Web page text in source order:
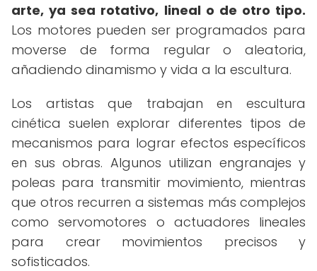
arte, ya sea rotativo, lineal o de otro tipo.
Los motores pueden ser programados para
moverse de forma regular o aleatoria,
añadiendo dinamismo y vida a la escultura.
Los artistas que trabajan en escultura
cinética suelen explorar diferentes tipos de
mecanismos para lograr efectos específicos
en sus obras. Algunos utilizan engranajes y
poleas para transmitir movimiento, mientras
que otros recurren a sistemas más complejos
como servomotores o actuadores lineales
para crear movimientos precisos y
sofisticados.